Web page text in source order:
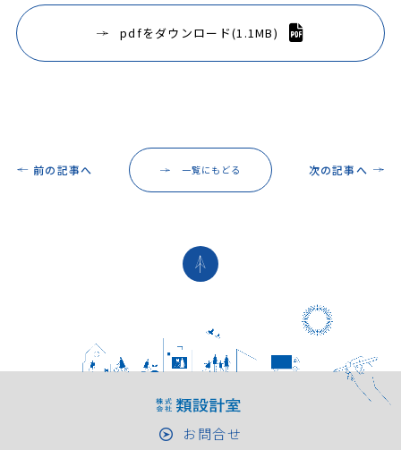
pdfをダウンロード(1.1MB)
前の記事へ 一覧にもどる 次の記事へ
お問合せ